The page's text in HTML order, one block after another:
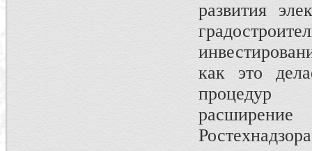
развития
как это
процедур
расширение